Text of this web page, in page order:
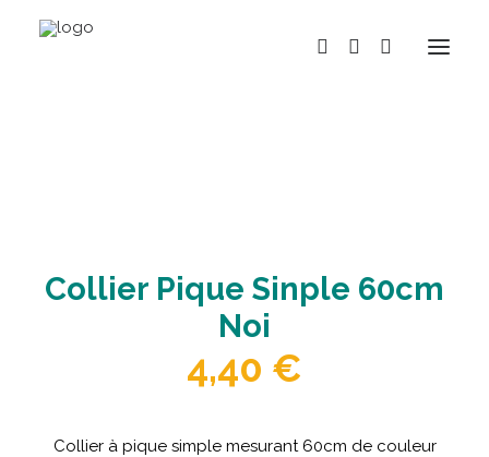
ACTUALITÉS
CONTACT
Collier Pique Sinple 60cm
Noi
4,40 €
Collier à pique simple mesurant 60cm de couleur